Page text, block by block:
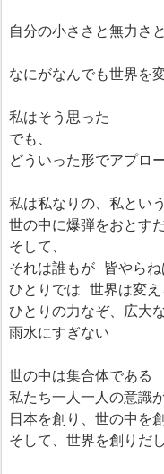
自分の小ささと無力さ
なにがなんでも世界を
私はそう思った
でも、
どういった形でアプロ
私は私なりの、私とい
世の中に爆弾をおとす
そして、
それは誰もが 皆やらね
ひとりでは 世界は変
ひとりの力なぞ、広大
雨水にすぎない
世の中は集合体である
私たち一人一人の意識
日本を創り、世の中を
そして、世界を創りだ